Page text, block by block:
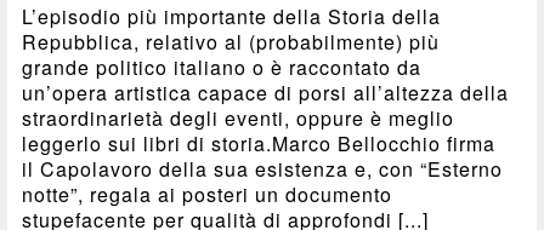
L’episodio più importante della Storia della
Repubblica, relativo al (probabilmente) più
grande politico italiano o è raccontato da
un’opera artistica capace di porsi all’altezza della
straordinarietà degli eventi, oppure è meglio
leggerlo sui libri di storia.Marco Bellocchio firma
il Capolavoro della sua esistenza e, con “Esterno
notte”, regala ai posteri un documento
stupefacente per qualità di approfondi [...]